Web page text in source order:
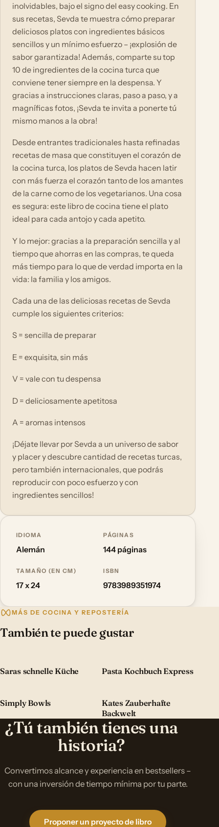
inolvidables, bajo el signo del easy cooking. En
sus recetas, Sevda te muestra cómo preparar
deliciosos platos con ingredientes básicos
sencillos y un mínimo esfuerzo – ¡explosión de
sabor garantizada! Además, comparte su top
10 de ingredientes de la cocina turca que
conviene tener siempre en la despensa. Y
gracias a instrucciones claras, paso a paso, y a
magníficas fotos, ¡Sevda te invita a ponerte tú
mismo manos a la obra!
Desde entrantes tradicionales hasta refinadas
recetas de masa que constituyen el corazón de
la cocina turca, los platos de Sevda hacen latir
con más fuerza el corazón tanto de los amantes
de la carne como de los vegetarianos. Una cosa
es segura: este libro de cocina tiene el plato
ideal para cada antojo y cada apetito.
Y lo mejor: gracias a la preparación sencilla y al
tiempo que ahorras en las compras, te queda
más tiempo para lo que de verdad importa en la
vida: la familia y los amigos.
Cada una de las deliciosas recetas de Sevda
cumple los siguientes criterios:
S = sencilla de preparar
E = exquisita, sin más
V = vale con tu despensa
D = deliciosamente apetitosa
A = aromas intensos
¡Déjate llevar por Sevda a un universo de sabor
y placer y descubre cantidad de recetas turcas,
pero también internacionales, que podrás
reproducir con poco esfuerzo y con
ingredientes sencillos!
IDIOMA
Alemán
PÁGINAS
144 páginas
TAMAÑO (EN CM)
17 x 24
ISBN
9783989351974
MÁS DE COCINA Y REPOSTERÍA
También te puede gustar
Saras schnelle Küche Pasta Kochbuch Express
Simply Bowls
Kates Zauberhafte
Backwelt
¿Tú también tienes una
historia?
Convertimos alcance y experiencia en bestsellers –
con una inversión de tiempo mínima por tu parte.
Proponer un proyecto de libro